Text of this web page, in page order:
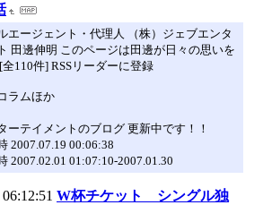
エージェント・代理人 （株）ジェブエンタ
田邊伸明 このページは田邊が日々の思いを
110件] RSSリーダーに登録
ラムほか
ーテイメントのブログ 更新中です！！
2007.07.19 00:06:38
2007.02.01 01:07:10-2007.01.30
W杯チケット シングル独